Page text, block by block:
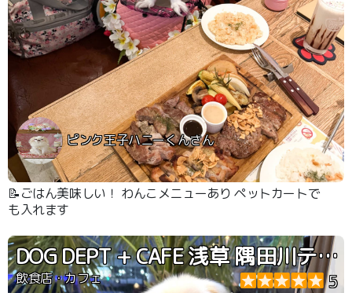
ピンク王子ハニーくんさん
📝ごはん美味しい！ わんこメニューあり ペットカートで
も入れます
DOG DEPT + CAFE 浅草 隅田川テラス店
飲食店・カフェ 5